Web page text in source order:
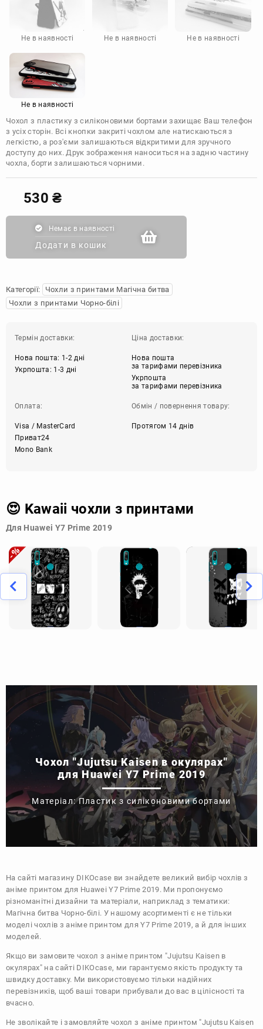
Не в наявності Не в наявності Не в наявності
Не в наявності
Чохол з пластику з силіконовими бортами захищає Ваш телефон
з усіх сторін. Всі кнопки закриті чохлом але натискаються з
легкістю, а роз'єми залишаються відкритими для зручного
доступу до них. Друк зображення наноситься на задню частину
чохла, борти залишаються чорними.
530₴
Немає в наявності
Додати в кошик
Категорії:
Чохли з принтами Магічна битва
Чохли з принтами Чорно-білі
Термін доставки:
Нова пошта: 1-2 дні
Укрпошта: 1-3 дні
Ціна доставки:
Нова пошта
за тарифами перевізника
Укрпошта
за тарифами перевізника
Оплата:
Visa / MasterCard
Приват24
Mono Bank
Обмін / повернення товару:
Протягом 14 днів
😍 Kawaii чохли з принтами
Для Huawei Y7 Prime 2019
Чохол "Jujutsu Kaisen в окулярах"
для Huawei Y7 Prime 2019
Матеріал: Пластик з силіконовими бортами
На сайті магазину DIKOcase ви знайдете великий вибір чохлів з
аніме принтом для Huawei Y7 Prime 2019. Ми пропонуємо
різноманітні дизайни та матеріали, наприклад з тематики:
Магічна битва Чорно-білі. У нашому асортименті є не тільки
моделі чохлів з аніме принтом для Y7 Prime 2019, а й для інших
моделей.
Якщо ви замовите чохол з аніме принтом "Jujutsu Kaisen в
окулярах" на сайті DIKOcase, ми гарантуємо якість продукту та
швидку доставку. Ми використовуємо тільки надійних
перевізників, щоб ваші товари прибували до вас в цілісності та
вчасно.
Не зволікайте і замовляйте чохол з аніме принтом "Jujutsu Kaisen